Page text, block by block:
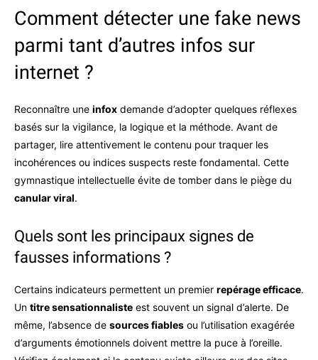
Comment détecter une fake news
parmi tant d’autres infos sur
internet ?
Reconnaître une infox demande d’adopter quelques réflexes
basés sur la vigilance, la logique et la méthode. Avant de
partager, lire attentivement le contenu pour traquer les
incohérences ou indices suspects reste fondamental. Cette
gymnastique intellectuelle évite de tomber dans le piège du
canular viral.
Quels sont les principaux signes de
fausses informations ?
Certains indicateurs permettent un premier repérage efficace.
Un titre sensationnaliste est souvent un signal d’alerte. De
même, l’absence de sources fiables ou l’utilisation exagérée
d’arguments émotionnels doivent mettre la puce à l’oreille.